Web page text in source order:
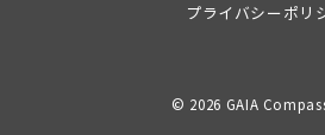
プライバシーポリ
© 2026 GAIA